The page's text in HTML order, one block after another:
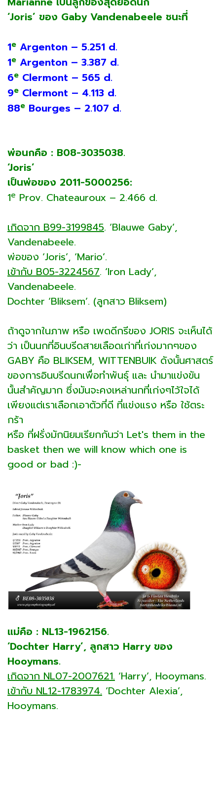
‘Joris’ ของ Gaby Vandenabeele ชนะที่
1e Argenton – 5.251 d.
1e Argenton – 3.387 d.
6e Clermont – 565 d.
9e Clermont – 4.113 d.
88e Bourges – 2.107 d.
พ่อนกคือ : B08-3035038.
‘Joris’
เป็นพ่อของ 2011-5000256:
1e Prov. Chateauroux – 2.466 d.
เกิดจาก B99-3199845. ‘Blauwe Gaby’,
Vandenabeele.
พ่อของ ‘Joris’, ‘Mario’.
เข้ากับ B05-3224567. ‘Iron Lady’,
Vandenabeele.
Dochter ‘Bliksem’. (ลูกสาว Bliksem)
ถ้าดูจากในภาพ หรือ เพดดีกรีของ JORIS จะเห็นได้
ว่า เป็นนกที่อินบรีดสายเลือดเก่าที่เก่งมากๆของ
GABY คือ BLIKSEM, WITTENBUIK ดังนั้นศาสตร์
ของการอินบรีดนกเพื่อทำพันธุ์ และ นำมาแข่งขัน
นั้นสำคัญมาก ซึ่งมันจะคงเหล่านกที่เก่งๆไว้ใจได้
เพียงแต่เราเลือกเอาตัวที่ดี ที่แข่งแรง หรือ ใช้ตระ
กร้า
หรือ ที่ฝรั่งมักนิยมเรียกกันว่า Let's them in the
basket then we will know which one is
good or bad :)-
แม่คือ : NL13-1962156.
‘Dochter Harry’, ลูกสาว Harry ของ
Hooymans.
เกิดจาก NL07-2007621. ‘Harry’, Hooymans.
เข้ากับ NL12-1783974. ‘Dochter Alexia’,
Hooymans.